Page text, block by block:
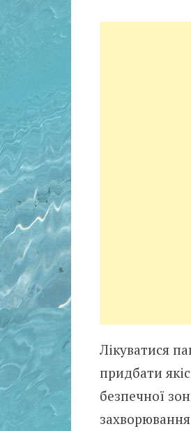
Лікуватися
придбати
безпечної